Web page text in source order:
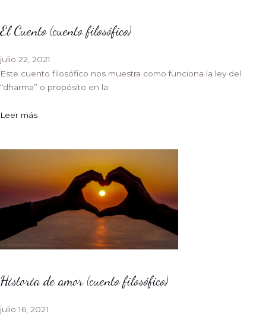
El Cuento (cuento filosófico)
julio 22, 2021
Este cuento filosófico nos muestra como funciona la ley del
“dharma” o propósito en la
Leer más
Historia de amor (cuento filosófico)
julio 16, 2021